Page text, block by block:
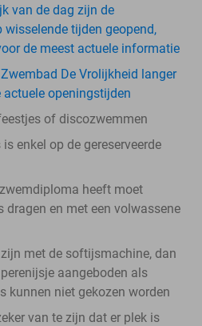
van de dag zijn de
tijden geopend,
de meest actuele informatie
De Vrolijkheid langer
actuele openingstijden
of discozwemmen
enkel op de gereserveerde
heeft moet
dragen en met een volwassene
met de softijsmachine, dan
aangeboden als
kunnen niet gekozen worden
van te zijn dat er plek is